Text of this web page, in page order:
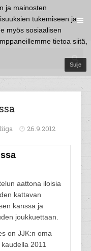
ja mainosten
tukemiseen ja
myös sosiaalisen
tietoa siitä,
Sulje
26.9.2012
aattona iloisia
kattavan
kanssa ja
joukkuettaan.
on JJK:n oma
2011